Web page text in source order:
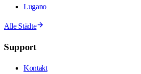
Lugano
Alle Städte
Support
Kontakt